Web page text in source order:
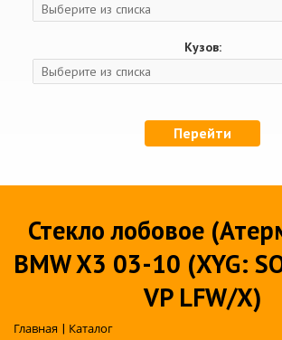
Кузов:
Перейти
Стекло лобовое
BMW X3 03-10 (XYG:
VP LFW/X)
Главная | Каталог